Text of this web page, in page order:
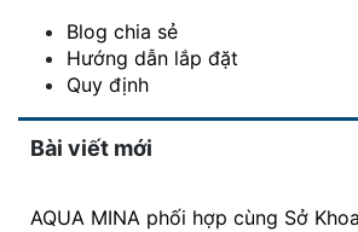
Blog chia sẻ
Hướng dẫn lắp đặt
Quy định
Bài viết mới
AQUA MINA phối hợp cùng Sở